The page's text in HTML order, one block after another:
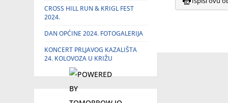
CROSS HILL RUN & KRIGL FEST
2024.
DAN OPĆINE 2024. FOTOGALERIJA
KONCERT PRLJAVOG KAZALIŠTA
24. KOLOVOZA U KRIŽU